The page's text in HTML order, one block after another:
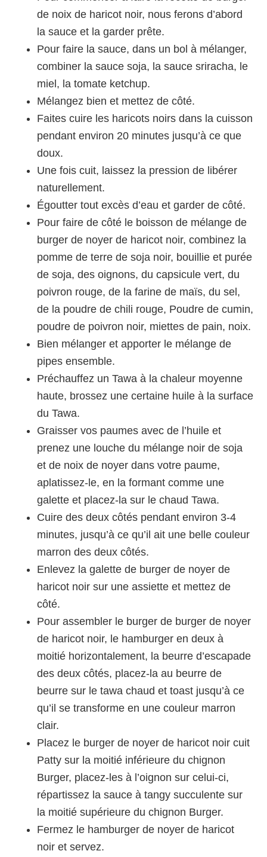
de noix de haricot noir, nous ferons d’abord
la sauce et la garder prête.
Pour faire la sauce, dans un bol à mélanger,
combiner la sauce soja, la sauce sriracha, le
miel, la tomate ketchup.
Mélangez bien et mettez de côté.
Faites cuire les haricots noirs dans la cuisson
pendant environ 20 minutes jusqu’à ce que
doux.
Une fois cuit, laissez la pression de libérer
naturellement.
Égoutter tout excès d’eau et garder de côté.
Pour faire de côté le boisson de mélange de
burger de noyer de haricot noir, combinez la
pomme de terre de soja noir, bouillie et purée
de soja, des oignons, du capsicule vert, du
poivron rouge, de la farine de maïs, du sel,
de la poudre de chili rouge, Poudre de cumin,
poudre de poivron noir, miettes de pain, noix.
Bien mélanger et apporter le mélange de
pipes ensemble.
Préchauffez un Tawa à la chaleur moyenne
haute, brossez une certaine huile à la surface
du Tawa.
Graisser vos paumes avec de l’huile et
prenez une louche du mélange noir de soja
et de noix de noyer dans votre paume,
aplatissez-le, en la formant comme une
galette et placez-la sur le chaud Tawa.
Cuire des deux côtés pendant environ 3-4
minutes, jusqu’à ce qu’il ait une belle couleur
marron des deux côtés.
Enlevez la galette de burger de noyer de
haricot noir sur une assiette et mettez de
côté.
Pour assembler le burger de burger de noyer
de haricot noir, le hamburger en deux à
moitié horizontalement, la beurre d’escapade
des deux côtés, placez-la au beurre de
beurre sur le tawa chaud et toast jusqu’à ce
qu’il se transforme en une couleur marron
clair.
Placez le burger de noyer de haricot noir cuit
Patty sur la moitié inférieure du chignon
Burger, placez-les à l’oignon sur celui-ci,
répartissez la sauce à tangy succulente sur
la moitié supérieure du chignon Burger.
Fermez le hamburger de noyer de haricot
noir et servez.